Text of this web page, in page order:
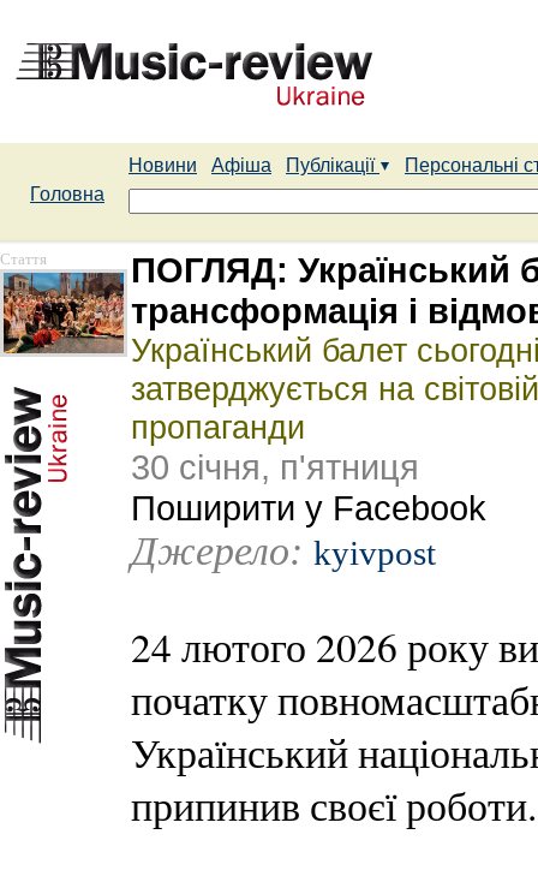
Новини Афіша Публікації
Персональні
Головна
Стаття
ПОГЛЯД: Український
трансформація і
Український балет
затверджується на
пропаганди
30 січня, п'ятниця
Поширити у Facebook
Джерело: kyivpost
24 лютого 2026 року
початку
Український
припинив своєї роботи.